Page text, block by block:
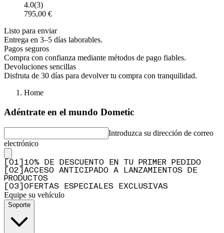
4.0(3)
795,00 €
Listo para enviar
Entrega en 3–5 días laborables.
Pagos seguros
Compra con confianza mediante métodos de pago fiables.
Devoluciones sencillas
Disfruta de 30 días para devolver tu compra con tranquilidad.
Home
Adéntrate en el mundo Dometic
Introduzca su dirección de correo
electrónico
01
10% DE DESCUENTO EN TU PRIMER PEDIDO
02
ACCESO ANTICIPADO A LANZAMIENTOS DE
PRODUCTOS
03 OFERTAS ESPECIALES EXCLUSIVAS
Equipe su vehículo
Soporte